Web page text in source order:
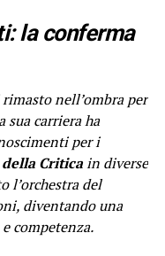
la conferma
nell’ombra per
sua carriera ha
per i
Criticain diverse
l’orchestra del
diventando una
competenza.